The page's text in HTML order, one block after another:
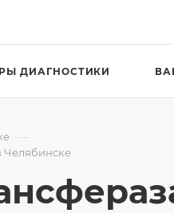
ДИАГНОСТИКИ
—
Челябинске